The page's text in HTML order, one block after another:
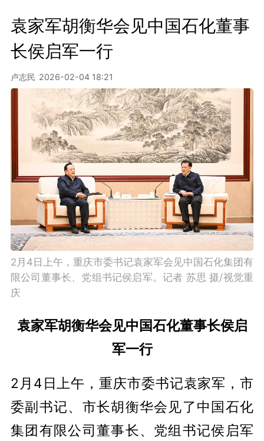
袁家军胡衡华会见中国石化董事
长侯启军一行
卢志民 2026-02-04 18:21
2月4日上午，重庆市委书记袁家军会见中国石化集团有
限公司董事长、党组书记侯启军。记者 苏思 摄/视觉重
庆
袁家军胡衡华会见中国石化董事长侯启
军一行
2月4日上午，重庆市委书记袁家军，市
委副书记、市长胡衡华会见了中国石化
集团有限公司董事长、党组书记侯启军